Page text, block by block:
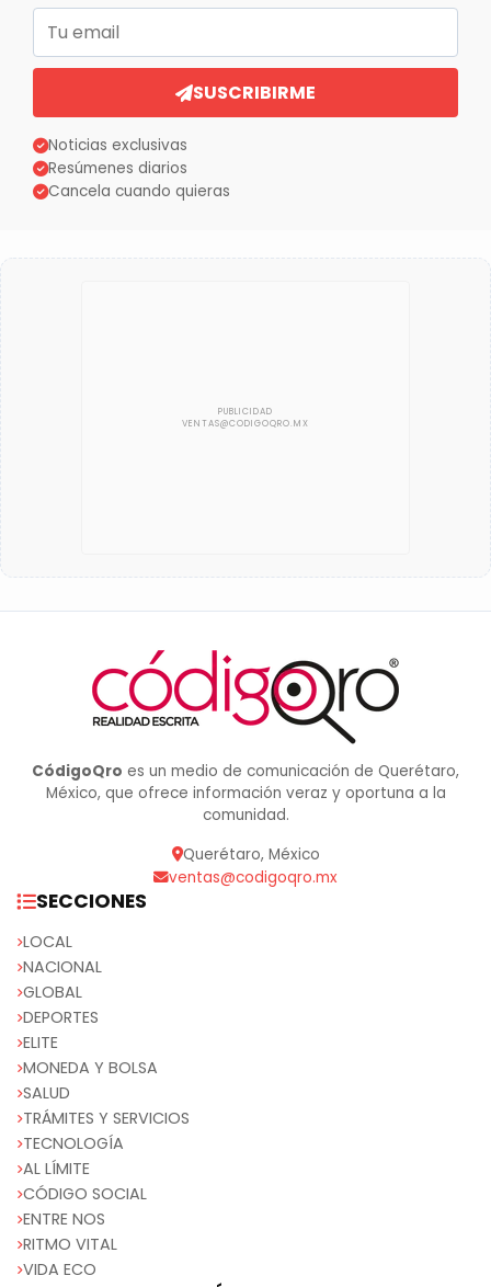
SUSCRIBIRME
Noticias exclusivas
Resúmenes diarios
Cancela cuando quieras
CódigoQro es un medio de comunicación de Querétaro,
México, que ofrece información veraz y oportuna a la
comunidad.
Querétaro, México
ventas@codigoqro.mx
SECCIONES
LOCAL
NACIONAL
GLOBAL
DEPORTES
ELITE
MONEDA Y BOLSA
SALUD
TRÁMITES Y SERVICIOS
TECNOLOGÍA
AL LÍMITE
CÓDIGO SOCIAL
ENTRE NOS
RITMO VITAL
VIDA ECO